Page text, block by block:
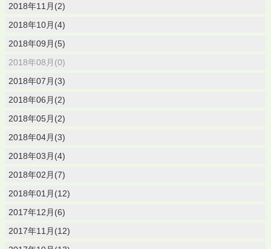
2018年11月(2)
2018年10月(4)
2018年09月(5)
2018年08月(0)
2018年07月(3)
2018年06月(2)
2018年05月(2)
2018年04月(3)
2018年03月(4)
2018年02月(7)
2018年01月(12)
2017年12月(6)
2017年11月(12)